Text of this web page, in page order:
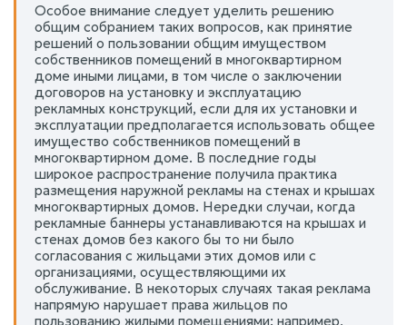
Особое внимание следует уделить решению
общим собранием таких вопросов, как принятие
решений о пользовании общим имуществом
собственников помещений в многоквартирном
доме иными лицами, в том числе о заключении
договоров на установку и эксплуатацию
рекламных конструкций, если для их установки и
эксплуатации предполагается использовать общее
имущество собственников помещений в
многоквартирном доме. В последние годы
широкое распространение получила практика
размещения наружной рекламы на стенах и крышах
многоквартирных домов. Нередки случаи, когда
рекламные баннеры устанавливаются на крышах и
стенах домов без какого бы то ни было
согласования с жильцами этих домов или с
организациями, осуществляющими их
обслуживание. В некоторых случаях такая реклама
напрямую нарушает права жильцов по
пользованию жилыми помещениями: например,